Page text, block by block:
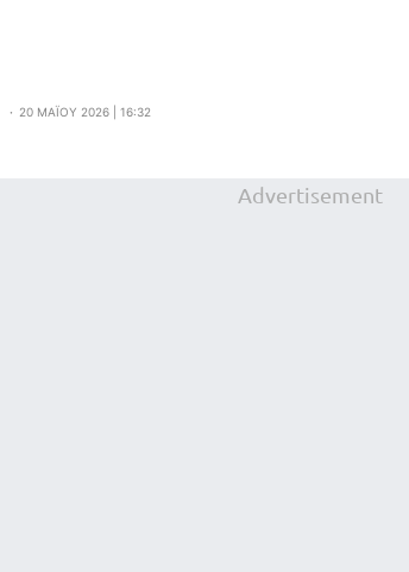
20 ΜΑΪ́ΟΥ 2026 | 16:32
Advertisement